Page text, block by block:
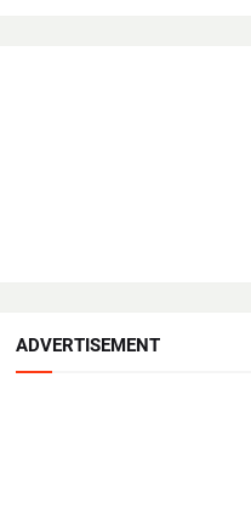
ADVERTISEMENT